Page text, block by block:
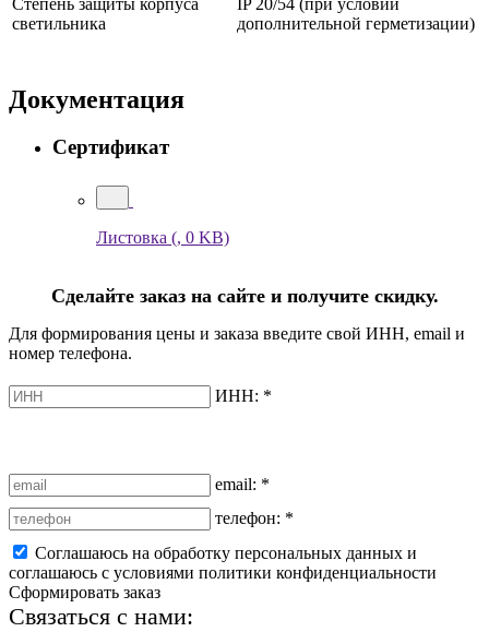
светильника
дополнительной герметизации)
Документация
Сертификат
Листовка (, 0 KB)
Сделайте заказ на сайте и получите скидку.
Для формирования цены и заказа введите свой ИНН, email и
номер телефона.
ИНН: *
email: *
телефон: *
Соглашаюсь на обработку персональных данных и
соглашаюсь с условиями политики конфиденциальности
Сформировать заказ
Связаться с нами: